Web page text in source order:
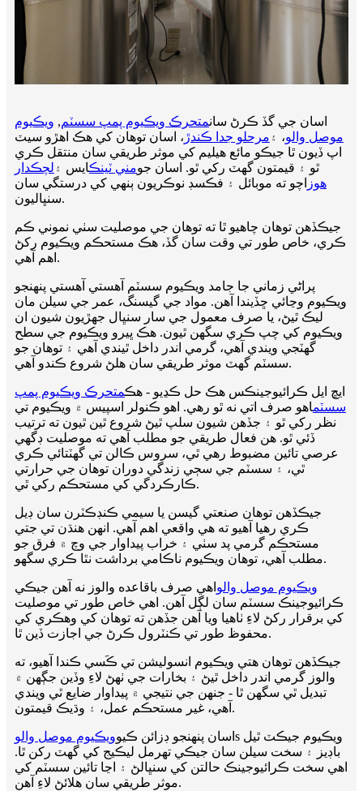
اسان جي گڏ ڪرڻ سانمتحرڪ ويڪيوم پمپ سسٽم, ويڪيوم
موصل والو، ۽ مرحلو جدا ڪندڙ ، اسان توهان کي هڪ اهڙو سيٽ
اپ ڏيون ٿا جيڪو مائع هيليم کي موثر طريقي سان منتقل ڪري
ٿو ۽ قيمتون گهٽ رکي ٿو. اسان جومني ٽينڪايس ۽ لچڪدار
هوز اچو ته موبائل ۽ فڪسڊ نوڪريون ٻنهي کي درستگي سان
سنڀاليون.
جيڪڏهن توهان چاهيو ٿا ته توهان جي موصليت سٺي نموني ڪم
ڪري، خاص طور تي وقت سان گڏ، هڪ مستحڪم ويڪيوم رکڻ
اهم آهي.
پراڻي زماني جا جامد ويڪيوم سسٽم آهستي آهستي پنهنجو
ويڪيوم وڃائي ڇڏيندا آهن. مواد جي گيسنگ، عمر جي سيلن مان
ليڪ ٿيڻ، يا صرف معمول جي سار سنڀال جهڙيون شيون ان
ويڪيوم کي چپ ڪري سگهن ٿيون. هڪ ڀيرو ويڪيوم جي سطح
گهٽجي ويندي آهي، گرمي اندر داخل ٿيندي آهي ۽ توهان جو
سسٽم گهٽ موثر طريقي سان هلڻ شروع ڪندو آهي.
ايڇ ايل ڪرائيوجينڪس هڪ حل ڪڍيو - هڪمتحرڪ ويڪيوم پمپ
سسٽماهو صرف اتي نه ٿو رهي. اهو ڪنولر اسپيس ۾ ويڪيوم تي
نظر رکي ٿو ۽ جڏهن شيون سلپ ٿيڻ شروع ٿين ٿيون ته ترتيب
ڏئي ٿو. هن فعال طريقي جو مطلب آهي ته موصليت ڊگهي
عرصي تائين مضبوط رهي ٿي، سروس ڪالن تي گهٽتائي ڪري
ٿي، ۽ سسٽم جي سڄي زندگي دوران توهان جي حرارتي
ڪارڪردگي کي مستحڪم رکي ٿي.
جيڪڏهن توهان صنعتي گيسن يا سيمي ڪنڊڪٽرن سان ڊيل
ڪري رهيا آهيو ته هي واقعي اهم آهي. انهن هنڌن تي جتي
مستحڪم گرمي پد سٺي ۽ خراب پيداوار جي وچ ۾ فرق جو
مطلب آهي، توهان ويڪيوم ناڪامي برداشت نٿا ڪري سگهو.
ويڪيوم موصل والو اهي صرف باقاعده والوز نه آهن جيڪي
ڪرائيوجينڪ سسٽم سان لڳل آهن. اهي خاص طور تي موصليت
کي برقرار رکڻ لاءِ ٺاهيا ويا آهن جڏهن ته توهان کي وهڪري کي
محفوظ طور تي ڪنٽرول ڪرڻ جي اجازت ڏين ٿا.
جيڪڏهن توهان هتي ويڪيوم انسوليشن تي ڪَسي ڪندا آهيو، ته
والوز گرمي اندر داخل ٿيڻ ۽ بخارات جي ٺهڻ لاءِ وڏين جڳهن ۾
تبديل ٿي سگهن ٿا - جنهن جي نتيجي ۾ پيداوار ضايع ٿي ويندي
آهي، غير مستحڪم عمل، ۽ وڌيڪ قيمتون.
اسان پنهنجو ڊزائن ڪيوويڪيوم موصل والو
s ويڪيوم جيڪٽ ٿيل
باڊيز ۽ سخت سيلن سان جيڪي تھرمل ليڪيج کي گهٽ رکن ٿا.
اهي سخت ڪرائيوجينڪ حالتن کي سنڀالڻ ۽ اڃا تائين سسٽم کي
موثر طريقي سان هلائڻ لاءِ آهن.